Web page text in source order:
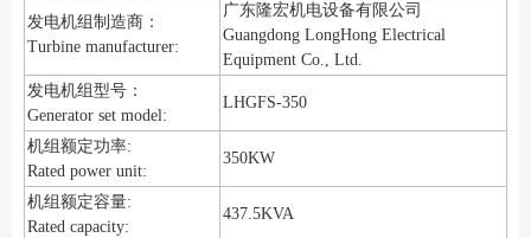
发电机组制造商：
Turbine manufacturer:
广东隆宏机电设备有限公司
Guangdong LongHong Electrical
Equipment Co., Ltd.
发电机组型号：
Generator set model:
LHGFS-350
机组额定功率:
Rated power unit:
350KW
机组额定容量:
Rated capacity:
437.5KVA